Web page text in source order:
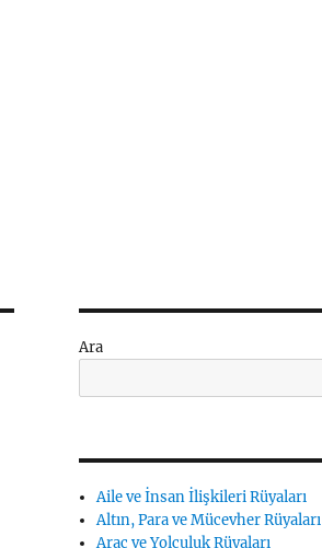
Ara
Aile ve İnsan İlişkileri Rüyaları
Altın, Para ve Mücevher Rüyaları
Araç ve Yolculuk Rüyaları